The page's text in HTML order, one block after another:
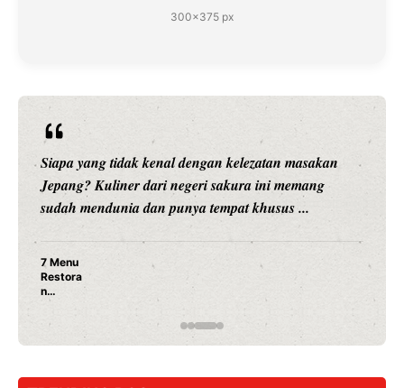
300×375 px
Siapa yang tidak kenal dengan kelezatan masakan
Jepang? Kuliner dari negeri sakura ini memang
sudah mendunia dan punya tempat khusus ...
7 Menu
Restora
n
Jepang
yang
Dicoba,
Cuma